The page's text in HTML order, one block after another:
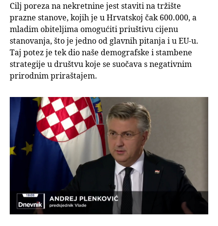
Cilj poreza na nekretnine jest staviti na tržište
prazne stanove, kojih je u Hrvatskoj čak 600.000, a
mladim obiteljima omogućiti priuštivu cijenu
stanovanja, što je jedno od glavnih pitanja i u EU-u.
Taj potez je tek dio naše demografske i stambene
strategije u društvu koje se suočava s negativnim
prirodnim priraštajem.